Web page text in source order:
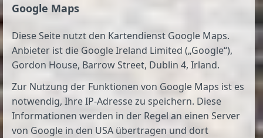
Google Maps
Diese Seite nutzt den Kartendienst Google Maps.
Anbieter ist die Google Ireland Limited („Google“),
Gordon House, Barrow Street, Dublin 4, Irland.
Zur Nutzung der Funktionen von Google Maps ist es
notwendig, Ihre IP-Adresse zu speichern. Diese
Informationen werden in der Regel an einen Server
von Google in den USA übertragen und dort